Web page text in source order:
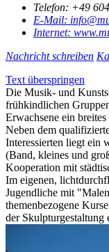
Telefon: +49
E-Mail:
Internet:
Nachricht schreiben
Text überspringen
Die Musik- und
frühkindlichen
Erwachsene ein
Neben dem
Interessierten liegt ein
(Band, kleines und
Kooperation mit
Im eigenen,
Jugendliche mit
themenbezogene
der Skulpturgestaltung